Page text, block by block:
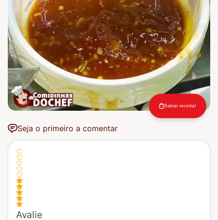
Seja o primeiro a comentar
Salvar receita!
Avalie